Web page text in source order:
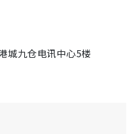
城九仓电讯中心5楼